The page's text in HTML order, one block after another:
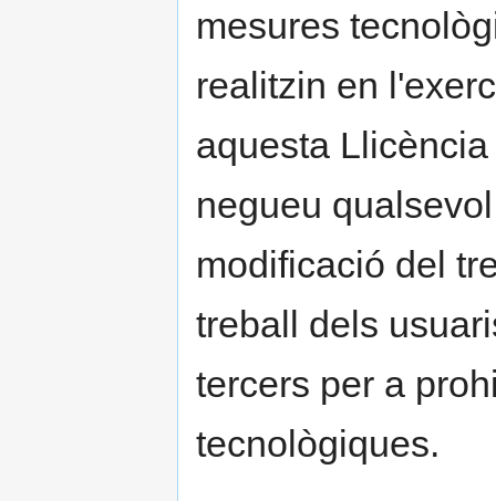
mesures
realitzin en
aquesta
negueu
modificació del
treball dels
tercers per a
tecnològiques.